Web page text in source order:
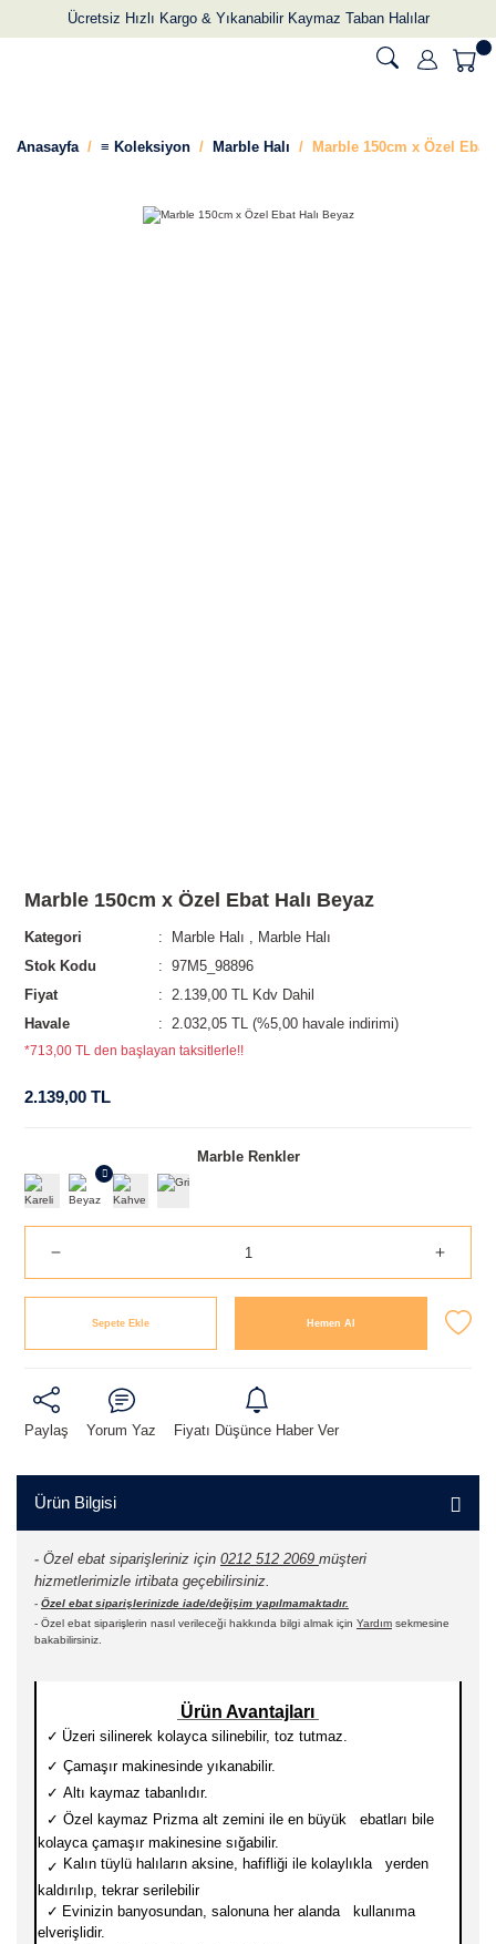
Ücretsiz Hızlı Kargo & Yıkanabilir Kaymaz Taban Halılar
Anasayfa ≡ Koleksiyon Marble Halı Marble 150cm x Özel Ebat
Marble 150cm x Özel Ebat Halı Beyaz
Kategori Marble Halı , Marble Halı
Stok Kodu
97M5_98896
Fiyat
2.139,00 TL Kdv Dahil
Havale
2.032,05 TL (%5,00 havale indirimi)
*713,00 TL den başlayan taksitlerle!!
2.139,00 TL
Marble Renkler
Sepete Ekle Hemen Al
Paylaş Yorum Yaz Fiyatı Düşünce Haber Ver
Ürün Bilgisi
- Özel ebat siparişleriniz için 0212 512 2069 müşteri
hizmetlerimizle irtibata geçebilirsiniz.
- Özel ebat siparişlerinizde iade/değişim yapılmamaktadır.
- Özel ebat siparişlerin nasıl verileceği hakkında bilgi almak için Yardım sekmesine
bakabilirsiniz.
Ürün Avantajları
✓ Üzeri silinerek kolayca silinebilir, toz tutmaz.
✓ Çamaşır makinesinde yıkanabilir.
✓ Altı kaymaz tabanlıdır.
✓ Özel kaymaz Prizma alt zemini ile en büyük ebatları bile
kolayca çamaşır makinesine sığabilir.
✓ Kalın tüylü halıların aksine, hafifliği ile kolaylıkla yerden
kaldırılıp, tekrar serilebilir
✓ Evinizin banyosundan, salonuna her alanda kullanıma
elverişlidir.